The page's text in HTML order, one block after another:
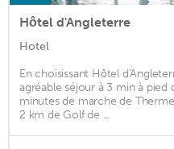
Hôtel d'Angleterre
Hotel
En choisissant Hôtel
agréable séjour à 3 min à pied
minutes de marche de
2 km de Golf de ...